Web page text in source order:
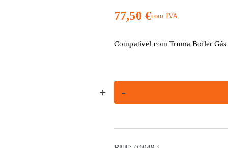
77,50 €com IVA
Compatível com Truma Boiler
-
de
de
+